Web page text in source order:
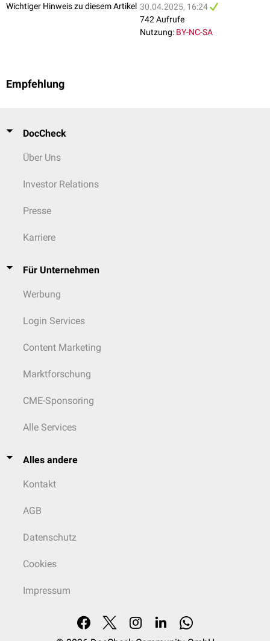
Wichtiger Hinweis zu diesem Artikel 30.04.2025, 16:24
742 Aufrufe
Nutzung: BY-NC-SA
Empfehlung
DocCheck
Über Uns
Investor Relations
Presse
Karriere
Für Unternehmen
Werbung
Login Services
Content Marketing
Marktforschung
CME-Sponsoring
Alle Services
Alles andere
Kontakt
AGB
Datenschutz
Cookies
Impressum